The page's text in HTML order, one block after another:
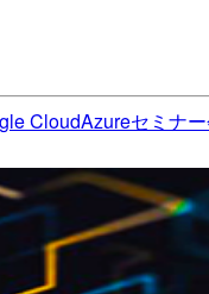
CloudAzureセミナー